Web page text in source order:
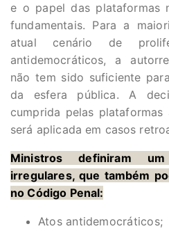
e o papel das plataformas
fundamentais. Para a
atual cenário de
antidemocráticos, a
não tem sido suficiente
da esfera pública. A
cumprida pelas
será aplicada em casos
Ministros definiram
irregulares, que também
no Código Penal:
Atos antidemocráticos;